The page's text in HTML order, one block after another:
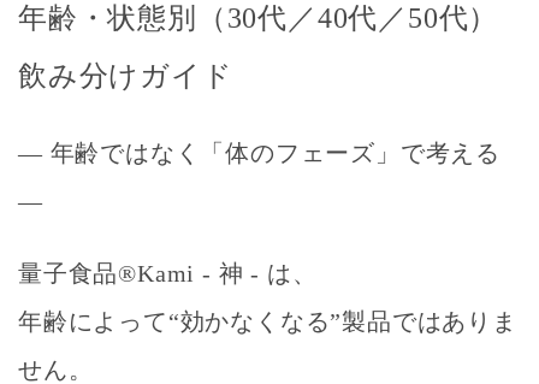
年齢・状態別（30代／40代／50代）
飲み分けガイド
― 年齢ではなく「体のフェーズ」で考える
―
量子食品®Kami - 神 - は、
年齢によって“効かなくなる”製品ではありま
せん。